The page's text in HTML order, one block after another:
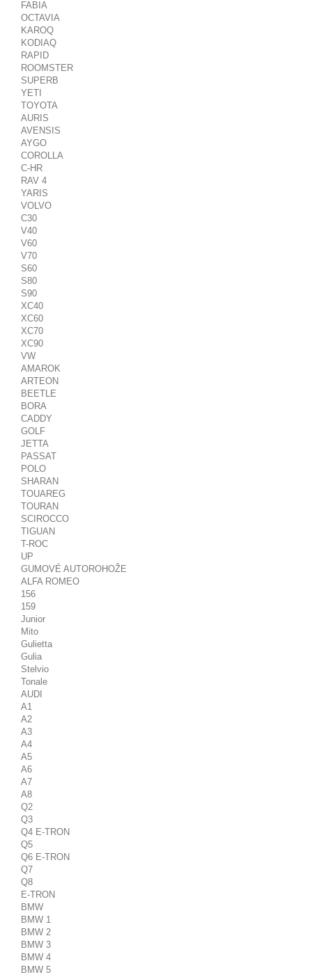
FABIA
OCTAVIA
KAROQ
KODIAQ
RAPID
ROOMSTER
SUPERB
YETI
TOYOTA
AURIS
AVENSIS
AYGO
COROLLA
C-HR
RAV 4
YARIS
VOLVO
C30
V40
V60
V70
S60
S80
S90
XC40
XC60
XC70
XC90
VW
AMAROK
ARTEON
BEETLE
BORA
CADDY
GOLF
JETTA
PASSAT
POLO
SHARAN
TOUAREG
TOURAN
SCIROCCO
TIGUAN
T-ROC
UP
GUMOVÉ AUTOROHOŽE
ALFA ROMEO
156
159
Junior
Mito
Gulietta
Gulia
Stelvio
Tonale
AUDI
A1
A2
A3
A4
A5
A6
A7
A8
Q2
Q3
Q4 E-TRON
Q5
Q6 E-TRON
Q7
Q8
E-TRON
BMW
BMW 1
BMW 2
BMW 3
BMW 4
BMW 5